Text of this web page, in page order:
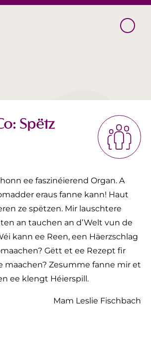
Spëtz
ee faszinéierend Organ. A
eraus fanne kann! Haut
ze spëtzen. Mir lauschtere
an tauchen an d’Welt vun de
kann ee Reen, een Häerzschlag
Gëtt et ee Rezept fir
maachen? Zesumme fanne mir et
ee klengt Héierspill.
Mam Leslie Fischbach